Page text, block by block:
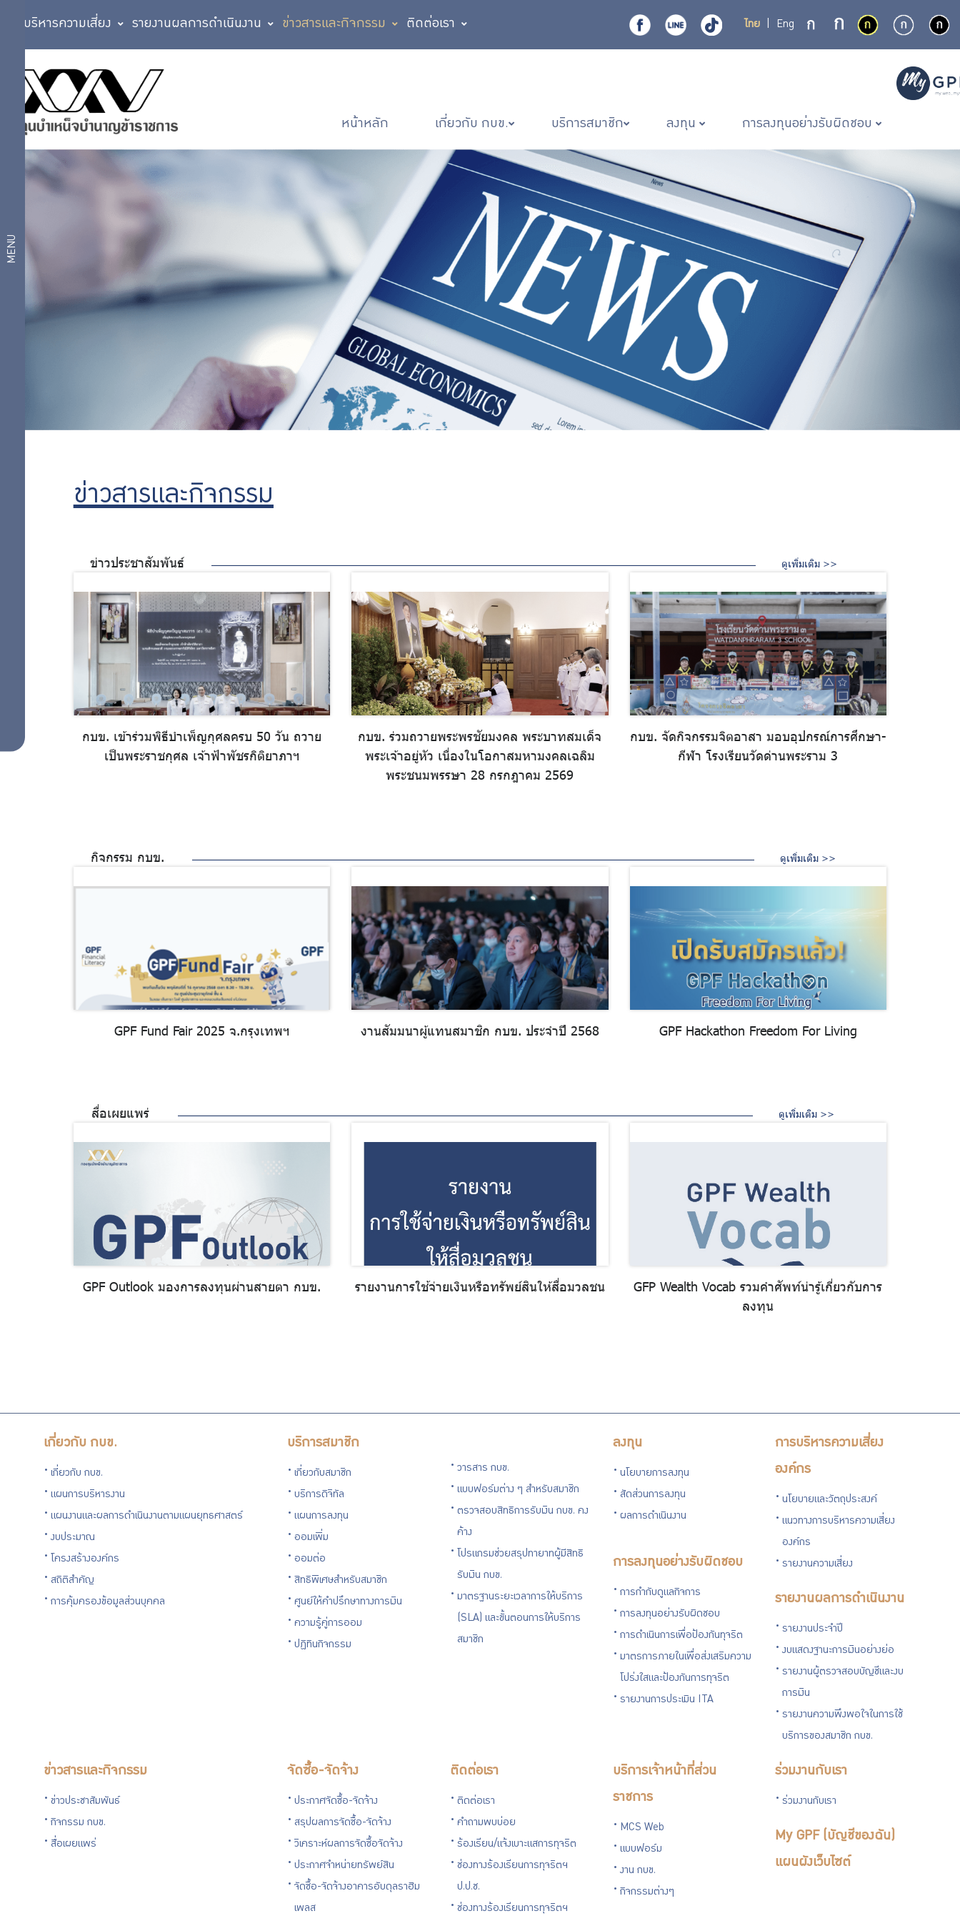
ไทย Eng
การบริหารความเสี่ยง รายงานผลการดำเนินงาน ข่าวสารและกิจกรรม ติดต่อเรา
หน้าหลัก เกี่ยวกับ กบข. บริการสมาชิก ลงทุน การลงทุนอย่างรับผิดชอบ
MENU
และ
กิจกรรม
กิจกรรม
ข่าว
ประชาสัมพันธ์
กิจกรรม
ข่าวสารและกิจกรรม
ข่าวประชาสัมพันธ์ ดูเพิ่มเติม >>
กบข. เข้าร่วมพิธีบำเพ็ญกุศลครบ 50 วัน ถวาย
เป็นพระราชกุศล เจ้าฟ้าพัชรกิติยาภาฯ
กบข. ร่วมถวายพระพรชัยมงคล พระบาทสมเด็จ
พระเจ้าอยู่หัว เนื่องในโอกาสมหามงคลเฉลิม
พระชนมพรรษา 28 กรกฎาคม 2569
กบข. จัดกิจกรรมจิตอาสา มอบอุปกรณ์การศึกษา-
กีฬา โรงเรียนวัดด่านพระราม 3
กิจกรรม กบข. ดูเพิ่มเติม >>
GPF Fund Fair 2025 จ.กรุงเทพฯ งานสัมมนาผู้แทนสมาชิก กบข. ประจำปี 2568 GPF Hackathon Freedom For Living
สื่อเผยแพร่ ดูเพิ่มเติม >>
GPF Outlook มองการลงทุนผ่านสายตา กบข. รายงานการใช้จ่ายเงินหรือทรัพย์สินให้สื่อมวลชน
GFP Wealth Vocab รวมคำศัพท์น่ารู้เกี่ยวกับการ
ลงทุน
เกี่ยวกับ กบข.
เกี่ยวกับ กบข.
แผนการบริหารงาน
แผนงานและผลการดำเนินงานตามแผนยุทธศาสตร์
งบประมาณ
โครงสร้างองค์กร
สถิติสำคัญ
การคุ้มครองข้อมูลส่วนบุคคล
บริการสมาชิก
เกี่ยวกับสมาชิก
บริการดิจิทัล
แผนการลงทุน
ออมเพิ่ม
ออมต่อ
สิทธิพิเศษสำหรับสมาชิก
ศูนย์ให้คำปรึกษาทางการเงิน
ความรู้คู่การออม
ปฏิทินกิจกรรม
วารสาร กบข.
แบบฟอร์มต่าง ๆ สำหรับสมาชิก
ตรวจสอบสิทธิการรับเงิน กบข. คง
ค้าง
โปรแกรมช่วยสรุปทายาทผู้มีสิทธิ
รับเงิน กบข.
มาตรฐานระยะเวลาการให้บริการ
(SLA) และขั้นตอนการให้บริการ
สมาชิก
ลงทุน
นโยบายการลงทุน
สัดส่วนการลงทุน
ผลการดำเนินงาน
การลงทุนอย่างรับผิดชอบ
การกำกับดูแลกิจการ
การลงทุนอย่างรับผิดชอบ
การดำเนินการเพื่อป้องกันทุจริต
มาตรการภายในเพื่อส่งเสริมความ
โปร่งใสและป้องกันการทุจริต
รายงานการประเมิน ITA
การบริหารความเสี่ยง
องค์กร
นโยบายและวัตถุประสงค์
แนวทางการบริหารความเสี่ยง
องค์กร
รายงานความเสี่ยง
รายงานผลการดำเนินงาน
รายงานประจำปี
งบแสดงฐานะการเงินอย่างย่อ
รายงานผู้ตรวจสอบบัญชีและงบ
การเงิน
รายงานความพึงพอใจในการใช้
บริการของสมาชิก กบข.
ข่าวสารและกิจกรรม
ข่าวประชาสัมพันธ์
กิจกรรม กบข.
สื่อเผยแพร่
จัดซื้อ-จัดจ้าง
ประกาศจัดซื้อ-จัดจ้าง
สรุปผลการจัดซื้อ-จัดจ้าง
วิเคราะห์ผลการจัดซื้อจัดจ้าง
ประกาศจำหน่ายทรัพย์สิน
จัดซื้อ-จัดจ้างอาคารอับดุลราฮิม
เพลส
ติดต่อเรา
ติดต่อเรา
คำถามพบบ่อย
ร้องเรียน/แจ้งเบาะแสการทุจริต
ช่องทางร้องเรียนการทุจริตฯ
ป.ป.ช.
ช่องทางร้องเรียนการทุจริตฯ
บริการเจ้าหน้าที่ส่วน
ราชการ
MCS Web
แบบฟอร์ม
งาน กบข.
กิจกรรมต่างๆ
ร่วมงานกับเรา
ร่วมงานกับเรา
My GPF (บัญชีของฉัน)
แผนผังเว็บไซต์